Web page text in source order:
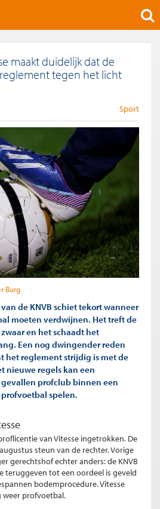
maakt duidelijk dat de
tegen het licht
Sport
Burg
de KNVB schiet tekort wanneer
moeten verdwijnen. Het treft de
en het schaadt het
Een nog dwingender reden
het reglement strijdig is met de
nieuwe regels kan een
profclub binnen een
spelen.
van Vitesse ingetrokken. De
steun van de rechter. Vorige
gerechtshof echter anders: de KNVB
teruggeven tot een oordeel is geveld
bodemprocedure. Vitesse
profvoetbal.